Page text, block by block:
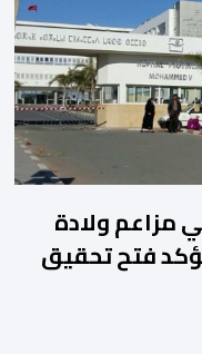
منذ 18 يونيو الماضي، فيما ارتفعت العقود
مزاعم ولادة
فتح تحقيق